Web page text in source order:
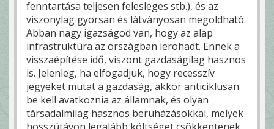
fenntartása teljesen felesleges stb.), és az
viszonylag gyorsan és látványosan megoldható.
Abban nagy igazságod van, hogy az alap
infrastruktúra az országban lerohadt. Ennek a
visszaépítése idő, viszont gazdaságilag hasznos
is. Jelenleg, ha elfogadjuk, hogy recesszív
jegyeket mutat a gazdaság, akkor anticiklusan
be kell avatkoznia az államnak, és olyan
társadalmilag hasznos beruházásokkal, melyek
hosszútávon legalább költséget csökkentenek,